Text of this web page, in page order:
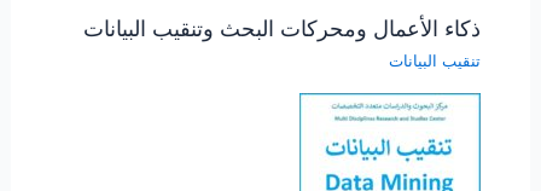
ذكاء الأعمال ومحركات البحث وتنقيب البيانات
تنقيب البيانات